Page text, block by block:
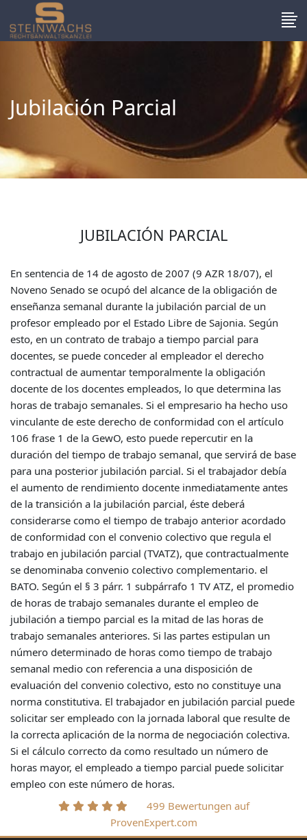
Jubilación Parcial
JUBILACIÓN PARCIAL
En sentencia de 14 de agosto de 2007 (9 AZR 18/07), el
Noveno Senado se ocupó del alcance de la obligación de
enseñanza semanal durante la jubilación parcial de un
profesor empleado por el Estado Libre de Sajonia. Según
esto, en un contrato de trabajo a tiempo parcial para
docentes, se puede conceder al empleador el derecho
contractual de aumentar temporalmente la obligación
docente de los docentes empleados, lo que determina las
horas de trabajo semanales. Si el empresario ha hecho uso
vinculante de este derecho de conformidad con el artículo
106 frase 1 de la GewO, esto puede repercutir en la
duración del tiempo de trabajo semanal, que servirá de base
para una posterior jubilación parcial. Si el trabajador debía
el aumento de rendimiento docente inmediatamente antes
de la transición a la jubilación parcial, éste deberá
considerarse como el tiempo de trabajo anterior acordado
de conformidad con el convenio colectivo que regula el
trabajo en jubilación parcial (TVATZ), que contractualmente
se denominaba convenio colectivo complementario. el
BATO. Según el § 3 párr. 1 subpárrafo 1 TV ATZ, el promedio
de horas de trabajo semanales durante el empleo de
jubilación a tiempo parcial es la mitad de las horas de
trabajo semanales anteriores. Si las partes estipulan un
número determinado de horas como tiempo de trabajo
semanal medio con referencia a una disposición de
evaluación del convenio colectivo, esto no constituye una
norma constitutiva. El trabajador en jubilación parcial puede
solicitar ser empleado con la jornada laboral que resulte de
la correcta aplicación de la norma de negociación colectiva.
Si el cálculo correcto da como resultado un número de
horas mayor, el empleado a tiempo parcial puede solicitar
empleo con este número de horas.
499 Bewertungen auf
ProvenExpert.com